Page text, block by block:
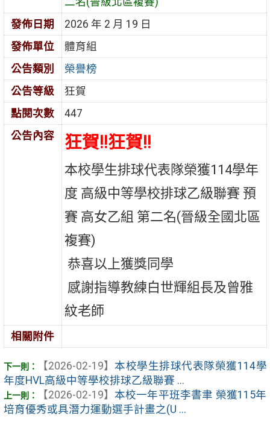
發佈日期
2026 年 2 月 19 日
發佈單位
體育組
公告類別
榮譽榜
公告等級
狂賀
點閱次數
447
公告內容
狂賀!!狂賀!!
本校學生排球代表隊榮獲114學年
度 高級中等學校排球乙級聯賽 預
賽 高女乙組 第二名(晉級全國北區
複賽)
恭喜以上獲獎同學
感謝指導教練白世輝組長及曾雅
紋老師
相關附件
【2026-02-19】 本校學生排球代表隊榮獲114學
年度HVL高級中等學校排球乙級聯賽 ...
【2026-02-19】 本校一年平班李書聿 榮獲115年
培育優秀或具潛力運動選手計畫之(U ...